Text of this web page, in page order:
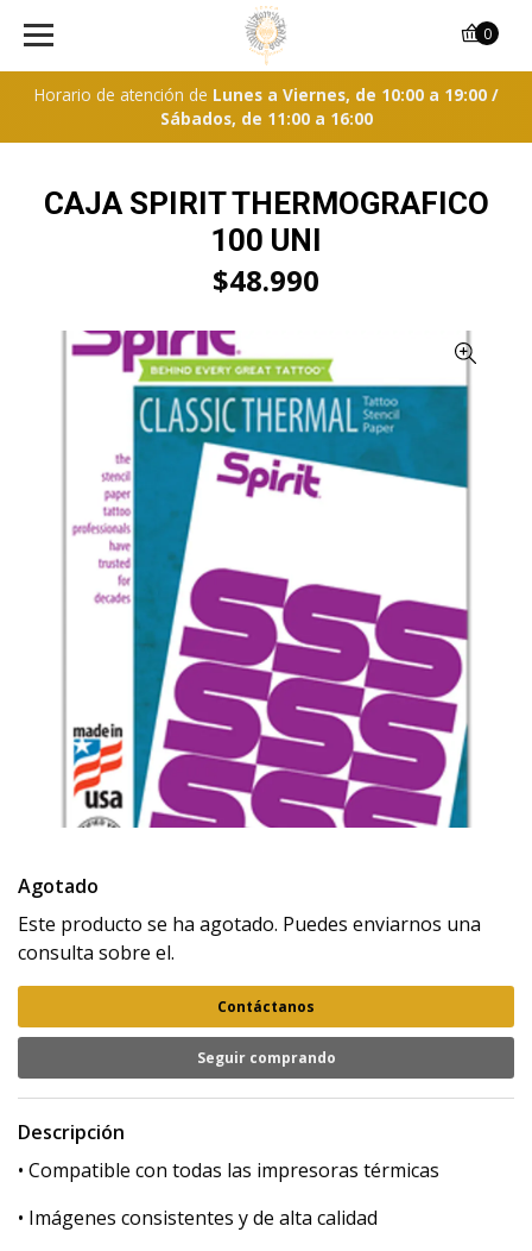
Horario de atención de Lunes a Viernes, de 10:00 a 19:00 /
Sábados, de 11:00 a 16:00
0
CAJA SPIRIT THERMOGRAFICO
100 UNI
$48.990
Agotado
Este producto se ha agotado. Puedes enviarnos una
consulta sobre el.
Contáctanos
Seguir comprando
Descripción
• Compatible con todas las impresoras térmicas
• Imágenes consistentes y de alta calidad